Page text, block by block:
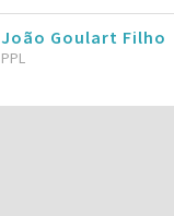
João Goulart Filho
PPL